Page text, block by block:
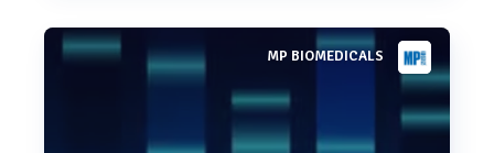
Voir plusMP BIOMEDICALS